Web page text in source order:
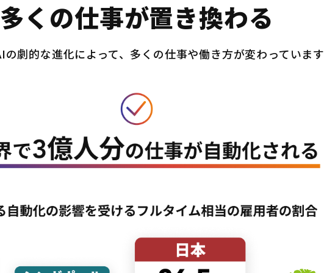
多くの仕事が置き換わる
の劇的な進化によって、多くの仕事や働き方が変わっています